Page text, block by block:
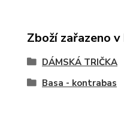
Zboží zařazeno
DÁMSKÁ TRIČKA
Basa - kontrabas